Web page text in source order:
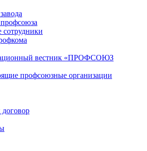
вестник «ПРОФСОЮЗ
профсоюзные организации